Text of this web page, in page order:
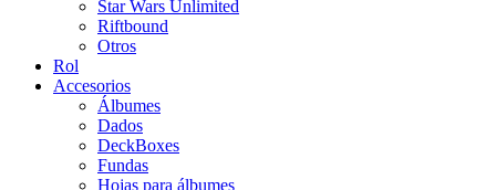
Star Wars Unlimited
Riftbound
Otros
Rol
Accesorios
Álbumes
Dados
DeckBoxes
Fundas
Hojas para álbumes